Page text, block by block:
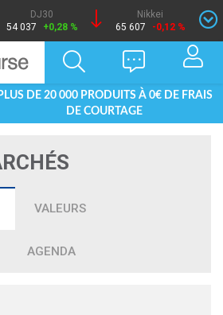
DJ30
54 037
+0,28 %
Nikkei
65 607
-0,12 %
PLUS DE 20 000 PRODUITS À 0€ DE FRAIS
DE COURTAGE
VALEURS
AGENDA